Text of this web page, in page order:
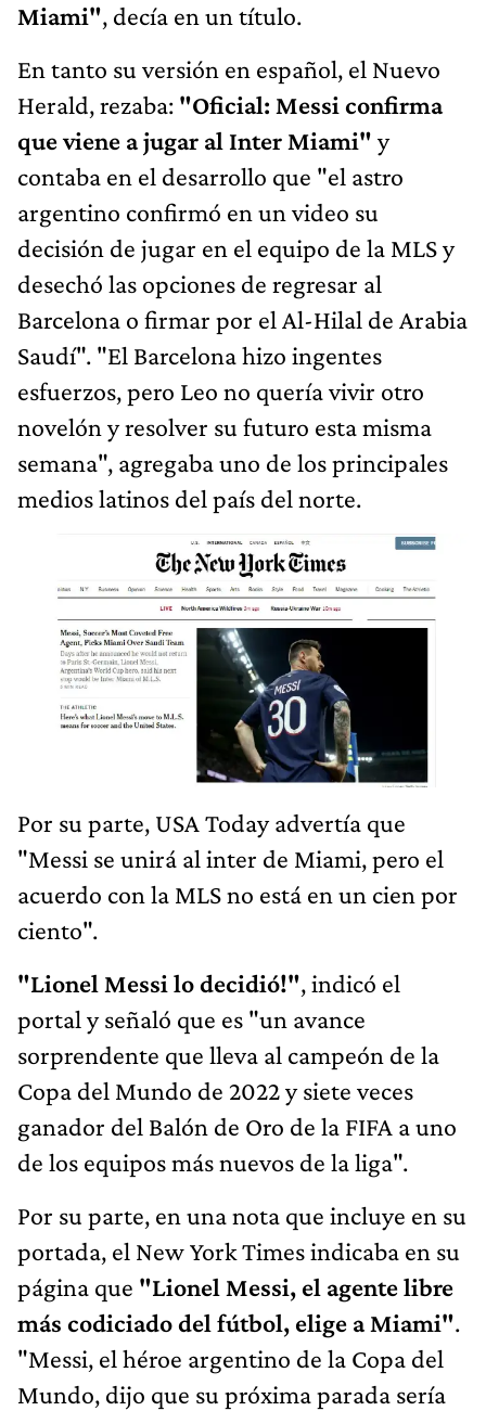
Miami", decía en un título.
En tanto su versión en español, el Nuevo
Herald, rezaba: "Oficial: Messi confirma
que viene a jugar al Inter Miami" y
contaba en el desarrollo que "el astro
argentino confirmó en un video su
decisión de jugar en el equipo de la MLS y
desechó las opciones de regresar al
Barcelona o firmar por el Al-Hilal de Arabia
Saudí". "El Barcelona hizo ingentes
esfuerzos, pero Leo no quería vivir otro
novelón y resolver su futuro esta misma
semana", agregaba uno de los principales
medios latinos del país del norte.
Por su parte, USA Today advertía que
"Messi se unirá al inter de Miami, pero el
acuerdo con la MLS no está en un cien por
ciento".
"Lionel Messi lo decidió!", indicó el
portal y señaló que es "un avance
sorprendente que lleva al campeón de la
Copa del Mundo de 2022 y siete veces
ganador del Balón de Oro de la FIFA a uno
de los equipos más nuevos de la liga".
Por su parte, en una nota que incluye en su
portada, el New York Times indicaba en su
página que "Lionel Messi, el agente libre
más codiciado del fútbol, ​​elige a Miami".
"Messi, el héroe argentino de la Copa del
Mundo, dijo que su próxima parada sería